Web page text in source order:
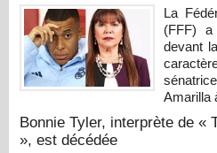
La
(FFF)
devant
Amarilla
Bonnie Tyler, interprète de «
», est décédée